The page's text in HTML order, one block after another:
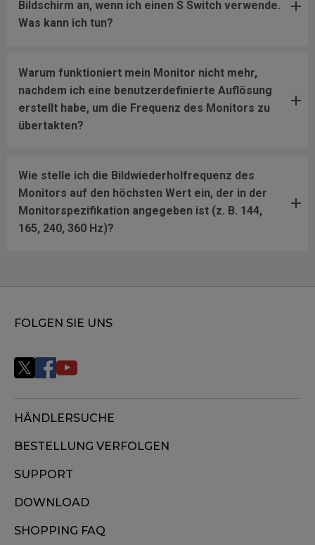
Bildschirm an, wenn ich einen S Switch verwende.
Was kann ich tun?
Warum funktioniert mein Monitor nicht mehr,
nachdem ich eine benutzerdefinierte Auflösung
erstellt habe, um die Frequenz des Monitors zu
übertakten?
Wie stelle ich die Bildwiederholfrequenz des
Monitors auf den höchsten Wert ein, der in der
Monitorspezifikation angegeben ist (z. B. 144,
165, 240, 360 Hz)?
FOLGEN SIE UNS
HÄNDLERSUCHE
BESTELLUNG VERFOLGEN
SUPPORT
DOWNLOAD
SHOPPING FAQ